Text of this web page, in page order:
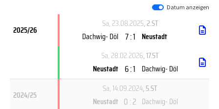
Datum anzeigen
2025/26
Sa, 23.08.2025, 2.ST
Dachwig- Döl 7 : 1 Neustadt
Sa, 28.02.2026, 17.ST
Neustadt 6 : 1 Dachwig- Döl
2024/25
Sa, 14.09.2024, 5.ST
Neustadt 0 : 2 Dachwig- Döl